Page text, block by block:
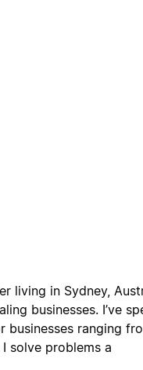
living in Sydney,
businesses. I’ve
ranging
solve problems a